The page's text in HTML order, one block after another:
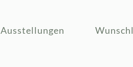
Ausstellungen